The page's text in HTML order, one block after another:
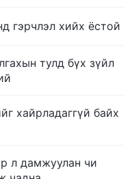
гэрчлэл хийх ёстой
тулд бүх зүйл
хайрладаггүй байх
л дамжуулан чи